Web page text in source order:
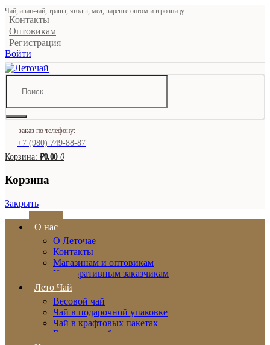
Чай, иван-чай, травы, ягоды, мед, варенье оптом и в розницу
Контакты
Оптовикам
Регистрация
Войти
заказ по телефону:
+7 (980) 749-88-87
Корзина: ₽0.00 0
Корзина
Закрыть
О нас
О Леточае
Контакты
Магазинам и оптовикам
Корпоративным заказчикам
Лето Чай
Весовой чай
Чай в подарочной упаковке
Чай в крафтовых пакетах
Бальзамы и сбитни